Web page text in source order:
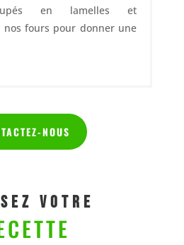
en lamelles et
nos fours pour donner une
NOUS
VOTRE